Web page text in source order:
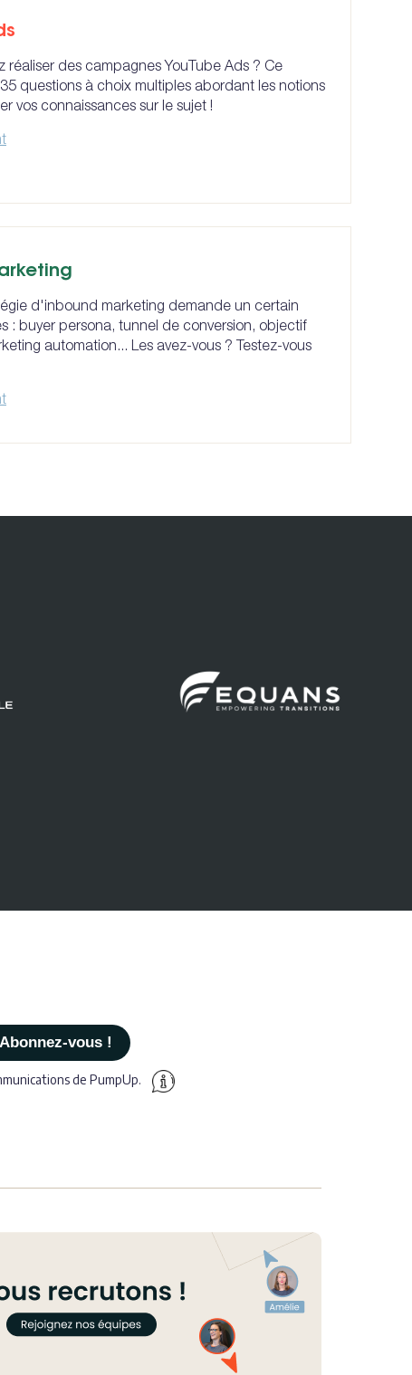
réaliser des campagnes YouTube Ads ? Ce
questions à choix multiples abordant les notions
vos connaissances sur le sujet !
d'inbound marketing demande un certain
: buyer persona, tunnel de conversion, objectif
automation... Les avez-vous ? Testez-vous
de PumpUp.